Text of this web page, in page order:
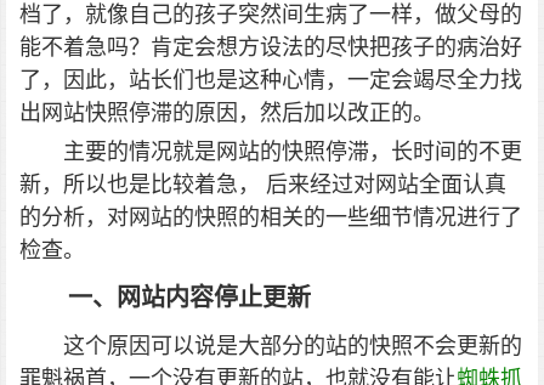
档了，就像自己的孩子突然间生病了一样，做父母的
能不着急吗？肯定会想方设法的尽快把孩子的病治好
了，因此，站长们也是这种心情，一定会竭尽全力找
出网站快照停滞的原因，然后加以改正的。
主要的情况就是网站的快照停滞，长时间的不更
新，所以也是比较着急， 后来经过对网站全面认真
的分析，对网站的快照的相关的一些细节情况进行了
检查。
一、网站内容停止更新
这个原因可以说是大部分的站的快照不会更新的
罪魁祸首，一个没有更新的站，也就没有能让蜘蛛抓